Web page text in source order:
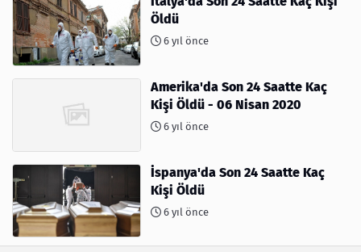
Öldü
6 yıl önce
Amerika'da Son 24 Saatte Kaç
Kişi Öldü - 06 Nisan 2020
6 yıl önce
İspanya'da Son 24 Saatte Kaç
Kişi Öldü
6 yıl önce